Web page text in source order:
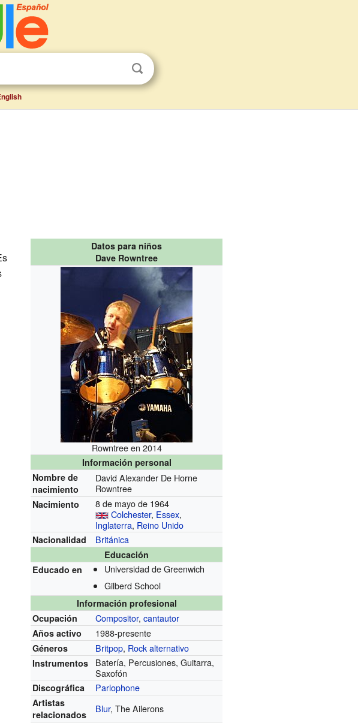
Datos para niños
Dave Rowntree
Rowntree en 2014
Información personal
Nombre de
nacimiento
David Alexander De Horne
Rowntree
Nacimiento
8 de mayo de 1964
Colchester, Essex,
Inglaterra, Reino Unido
Nacionalidad Británica
Educación
Educado en
Universidad de Greenwich
Gilberd School
Información profesional
Ocupación
Compositor,cantautor
Años activo 1988-presente
Géneros Britpop, Rock alternativo
Instrumentos
Batería, Percusiones, Guitarra,
Saxofón
Discográfica Parlophone
Artistas
relacionados
Blur, The Ailerons